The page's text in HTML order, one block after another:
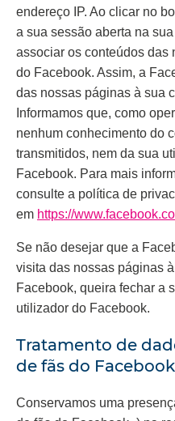
endereço IP. Ao clicar no
a sua sessão aberta na
associar os conteúdos das
do Facebook. Assim, a
das nossas páginas à sua
Informamos que, como
nenhum conhecimento do
transmitidos, nem da sua
Facebook. Para mais
consulte a política de
em https://
Se não desejar que a
visita das nossas páginas
Facebook, queira fechar a
utilizador do Facebook.
Tratamento de
de fãs do Facebook
Conservamos uma